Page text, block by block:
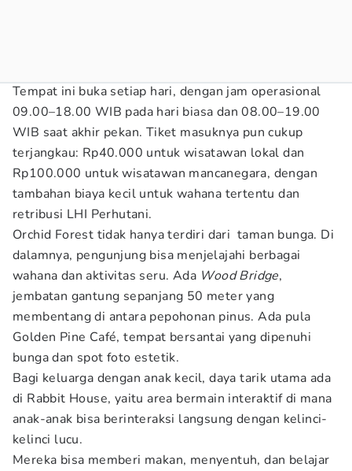
Tempat ini buka setiap hari, dengan jam operasional
09.00–18.00 WIB pada hari biasa dan 08.00–19.00
WIB saat akhir pekan. Tiket masuknya pun cukup
terjangkau: Rp40.000 untuk wisatawan lokal dan
Rp100.000 untuk wisatawan mancanegara, dengan
tambahan biaya kecil untuk wahana tertentu dan
retribusi LHI Perhutani.
Orchid Forest tidak hanya terdiri dari taman bunga. Di
dalamnya, pengunjung bisa menjelajahi berbagai
wahana dan aktivitas seru. Ada Wood Bridge,
jembatan gantung sepanjang 50 meter yang
membentang di antara pepohonan pinus. Ada pula
Golden Pine Café, tempat bersantai yang dipenuhi
bunga dan spot foto estetik.
Bagi keluarga dengan anak kecil, daya tarik utama ada
di Rabbit House, yaitu area bermain interaktif di mana
anak-anak bisa berinteraksi langsung dengan kelinci-
kelinci lucu.
Mereka bisa memberi makan, menyentuh, dan belajar